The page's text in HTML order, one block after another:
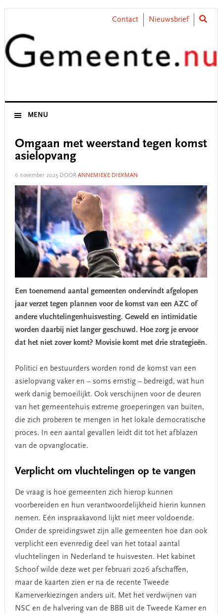
Skip
primary
navigation
Skip
content
Skip
primary
sidebar
Skip
footer
Contact Nieuwsbrief
MENU
Omgaan met weerstand tegen komst
asielopvang
6 november 2025DOOR ANNEMIEKE DIEKMAN
Een toenemend aantal gemeenten ondervindt afgelopen
jaar verzet tegen plannen voor de komst van een AZC of
andere vluchtelingenhuisvesting. Geweld en intimidatie
worden daarbij niet langer geschuwd. Hoe zorg je ervoor
dat het niet zover komt? Movisie komt met drie strategieën.
Politici en bestuurders worden rond de komst van een
asielopvang vaker en – soms ernstig – bedreigd, wat hun
werk danig bemoeilijkt. Ook verschijnen voor de deuren
van het gemeentehuis extreme groeperingen van buiten,
die zich proberen te mengen in het lokale democratische
proces. In een aantal gevallen leidt dit tot het afblazen
van de opvanglocatie.
Verplicht om vluchtelingen op te vangen
De vraag is hoe gemeenten zich hierop kunnen
voorbereiden en hun verantwoordelijkheid hierin kunnen
nemen. Eén inspraakavond lijkt niet meer voldoende.
Onder de spreidingswet zijn alle gemeenten hoe dan ook
verplicht een evenredig deel van het totaal aantal
vluchtelingen in Nederland te huisvesten. Het kabinet
Schoof wilde deze wet per februari 2026 afschaffen,
maar de kaarten zien er na de recente Tweede
Kamerverkiezingen anders uit. Met het verdwijnen van
NSC en de halvering van de BBB uit de Tweede Kamer en